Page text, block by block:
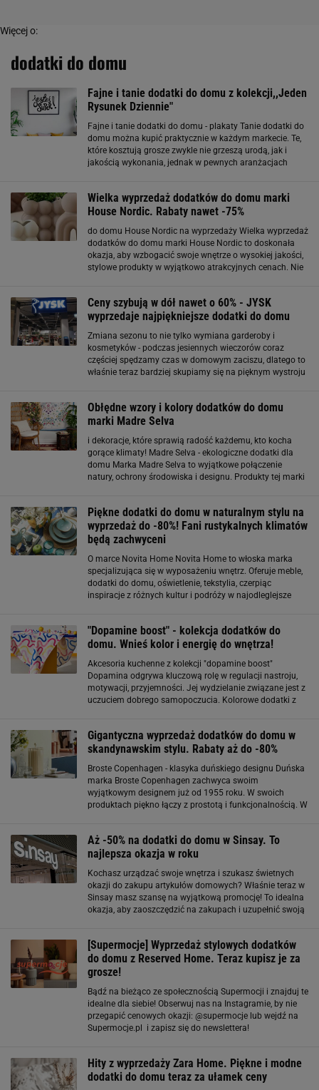
Więcej o:
dodatki do domu
Fajne i tanie dodatki do domu z kolekcji,,Jeden
Rysunek Dziennie"
Fajne i tanie dodatki do domu - plakaty Tanie dodatki do
domu można kupić praktycznie w każdym markecie. Te,
które kosztują grosze zwykle nie grzeszą urodą, jak i
jakością wykonania, jednak w pewnych aranżacjach
Wielka wyprzedaż dodatków do domu marki
House Nordic. Rabaty nawet -75%
do domu House Nordic na wyprzedaży Wielka wyprzedaż
dodatków do domu marki House Nordic to doskonała
okazja, aby wzbogacić swoje wnętrze o wysokiej jakości,
stylowe produkty w wyjątkowo atrakcyjnych cenach. Nie
Ceny szybują w dół nawet o 60% - JYSK
wyprzedaje najpiękniejsze dodatki do domu
Zmiana sezonu to nie tylko wymiana garderoby i
kosmetyków - podczas jesiennych wieczorów coraz
częściej spędzamy czas w domowym zaciszu, dlatego to
właśnie teraz bardziej skupiamy się na pięknym wystroju
Obłędne wzory i kolory dodatków do domu
marki Madre Selva
i dekoracje, które sprawią radość każdemu, kto kocha
gorące klimaty! Madre Selva - ekologiczne dodatki dla
domu Marka Madre Selva to wyjątkowe połączenie
natury, ochrony środowiska i designu. Produkty tej marki
Piękne dodatki do domu w naturalnym stylu na
wyprzedaż do -80%! Fani rustykalnych klimatów
będą zachwyceni
O marce Novita Home Novita Home to włoska marka
specjalizująca się w wyposażeniu wnętrz. Oferuje meble,
dodatki do domu, oświetlenie, tekstylia, czerpiąc
inspiracje z różnych kultur i podróży w najodleglejsze
"Dopamine boost" - kolekcja dodatków do
domu. Wnieś kolor i energię do wnętrza!
Akcesoria kuchenne z kolekcji "dopamine boost"
Dopamina odgrywa kluczową rolę w regulacji nastroju,
motywacji, przyjemności. Jej wydzielanie związane jest z
uczuciem dobrego samopoczucia. Kolorowe dodatki z
Gigantyczna wyprzedaż dodatków do domu w
skandynawskim stylu. Rabaty aż do -80%
Broste Copenhagen - klasyka duńskiego designu Duńska
marka Broste Copenhagen zachwyca swoim
wyjątkowym designem już od 1955 roku. W swoich
produktach piękno łączy z prostotą i funkcjonalnością. W
Aż -50% na dodatki do domu w Sinsay. To
najlepsza okazja w roku
Kochasz urządzać swoje wnętrza i szukasz świetnych
okazji do zakupu artykułów domowych? Właśnie teraz w
Sinsay masz szansę na wyjątkową promocję! To idealna
okazja, aby zaoszczędzić na zakupach i uzupełnić swoją
[Supermocje] Wyprzedaż stylowych dodatków
do domu z Reserved Home. Teraz kupisz je za
grosze!
Bądź na bieżąco ze społecznością Supermocji i znajduj te
idealne dla siebie! Obserwuj nas na Instagramie, by nie
przegapić cenowych okazji: @supermocje lub wejdź na
Supermocje.pl i zapisz się do newslettera!
Hity z wyprzedaży Zara Home. Piękne i modne
dodatki do domu teraz za ułamek ceny